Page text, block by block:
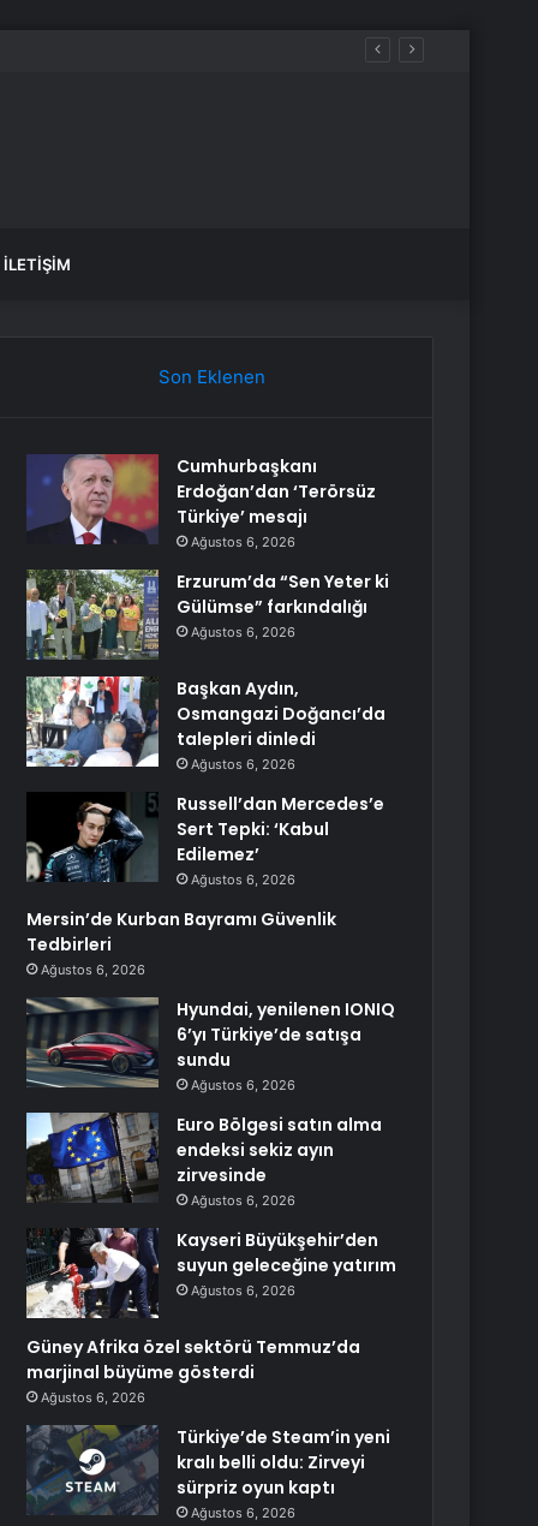
İLETIŞIM
Son Eklenen
Cumhurbaşkanı
Erdoğan’dan ‘Terörsüz
Türkiye’ mesajı
Ağustos 6, 2026
Erzurum’da “Sen Yeter ki
Gülümse” farkındalığı
Ağustos 6, 2026
Başkan Aydın,
Osmangazi Doğancı’da
talepleri dinledi
Ağustos 6, 2026
Russell’dan Mercedes’e
Sert Tepki: ‘Kabul
Edilemez’
Ağustos 6, 2026
Mersin’de Kurban Bayramı Güvenlik
Tedbirleri
Ağustos 6, 2026
Hyundai, yenilenen IONIQ
6’yı Türkiye’de satışa
sundu
Ağustos 6, 2026
Euro Bölgesi satın alma
endeksi sekiz ayın
zirvesinde
Ağustos 6, 2026
Kayseri Büyükşehir’den
suyun geleceğine yatırım
Ağustos 6, 2026
Güney Afrika özel sektörü Temmuz’da
marjinal büyüme gösterdi
Ağustos 6, 2026
Türkiye’de Steam’in yeni
kralı belli oldu: Zirveyi
sürpriz oyun kaptı
Ağustos 6, 2026